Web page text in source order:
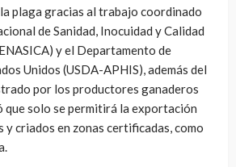
plaga gracias al trabajo coordinado
de Sanidad, Inocuidad y Calidad
y el Departamento de
Unidos (USDA-APHIS), además del
por los productores ganaderos
que solo se permitirá la exportación
y criados en zonas certificadas, como